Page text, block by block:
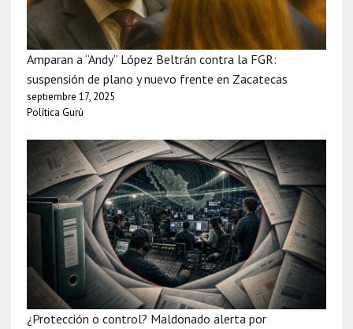
Amparan a “Andy” López Beltrán contra la FGR:
suspensión de plano y nuevo frente en Zacatecas
septiembre 17, 2025
Política Gurú
¿Protección o control? Maldonado alerta por